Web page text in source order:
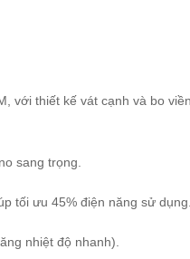
với thiết kế vát cạnh và bo
sang trọng.
tối ưu 45% điện năng sử dụng.
nhiệt độ nhanh).